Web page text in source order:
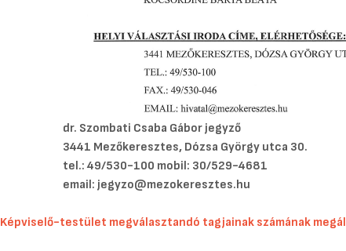
dr. Szombati Csaba Gábor jegyző
3441 Mezőkeresztes, Dózsa György utca 30.
tel.: 49/530-100 mobil: 30/529-4681
email: jegyzo@mezokeresztes.hu
Képviselő-testület megválasztandó tagjainak számának megál